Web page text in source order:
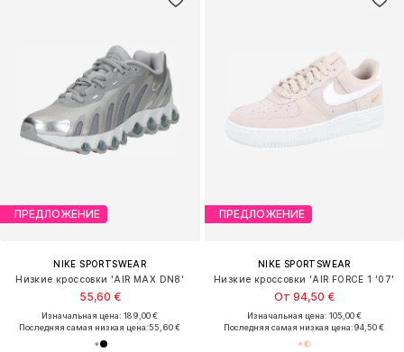
ПРЕДЛОЖЕНИЕ
NIKE SPORTSWEAR
Низкие кроссовки 'AIR MAX DN8'
55,60 €
Изначальная цена: 189,00 €
Последняя самая низкая цена:55,60 €
ПРЕДЛОЖЕНИЕ
NIKE SPORTSWEAR
Низкие кроссовки 'AIR FORCE 1 '07'
От 94,50 €
Изначальная цена: 105,00 €
Последняя самая низкая цена:94,50 €